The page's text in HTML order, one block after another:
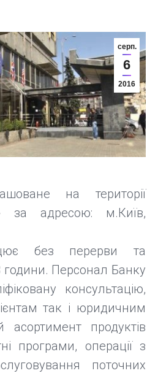
серп.
6
2016
на території
за адресою: м.Київ,
без перерви та
години. Персонал Банку
консультацію,
так і юридичним
продуктів
програми, операції з
поточних